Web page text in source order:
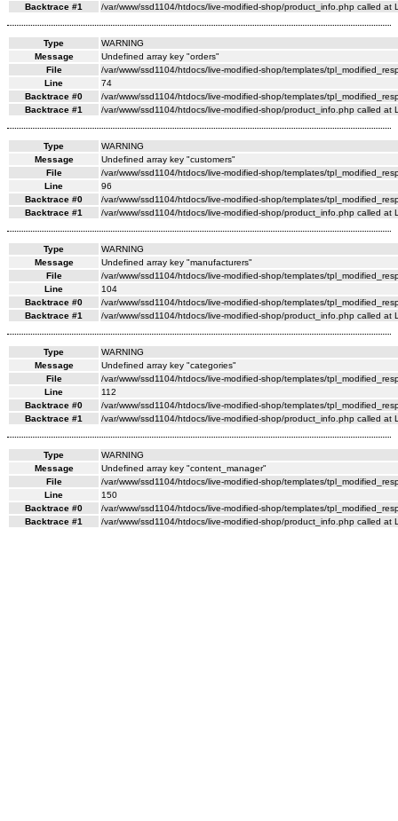
Backtrace #1
/var/www/ssd1104/htdocs/live-modified-shop/product_info.php called at
Type
WARNING
Message
Undefined array key "orders"
File
/var/www/ssd1104/htdocs/live-modified-shop/templates/
Line
74
Backtrace #0
/var/www/ssd1104/htdocs/live-modified-shop/templates/
Backtrace #1
/var/www/ssd1104/htdocs/live-modified-shop/product_info.php called at
Type
WARNING
Message
Undefined array key "customers"
File
/var/www/ssd1104/htdocs/live-modified-shop/templates/
Line
96
Backtrace #0
/var/www/ssd1104/htdocs/live-modified-shop/templates/
Backtrace #1
/var/www/ssd1104/htdocs/live-modified-shop/product_info.php called at
Type
WARNING
Message
Undefined array key "manufacturers"
File
/var/www/ssd1104/htdocs/live-modified-shop/templates/
Line
104
Backtrace #0
/var/www/ssd1104/htdocs/live-modified-shop/templates/
Backtrace #1
/var/www/ssd1104/htdocs/live-modified-shop/product_info.php called at
Type
WARNING
Message
Undefined array key "categories"
File
/var/www/ssd1104/htdocs/live-modified-shop/templates/
Line
112
Backtrace #0
/var/www/ssd1104/htdocs/live-modified-shop/templates/
Backtrace #1
/var/www/ssd1104/htdocs/live-modified-shop/product_info.php called at
Type
WARNING
Message
Undefined array key "content_manager"
File
/var/www/ssd1104/htdocs/live-modified-shop/templates/
Line
150
Backtrace #0
/var/www/ssd1104/htdocs/live-modified-shop/templates/
Backtrace #1
/var/www/ssd1104/htdocs/live-modified-shop/product_info.php called at